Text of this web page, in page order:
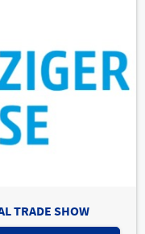
TRADE SHOW